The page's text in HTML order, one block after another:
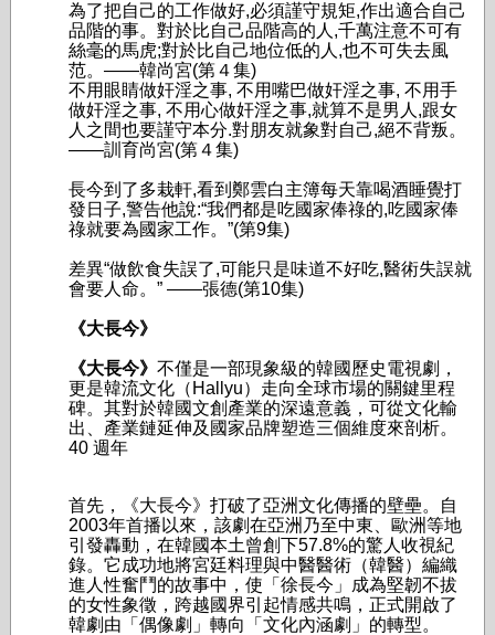
為了把自己的工作做好,必須謹守規矩,作出適合自己
品階的事。對於比自己品階高的人,千萬注意不可有
絲毫的馬虎;對於比自己地位低的人,也不可失去風
范。——韓尚宮(第４集)
不用眼睛做奸淫之事, 不用嘴巴做奸淫之事, 不用手
做奸淫之事, 不用心做奸淫之事,就算不是男人,跟女
人之間也要謹守本分.對朋友就象對自己,絕不背叛。
——訓育尚宮(第４集)
長今到了多栽軒,看到鄭雲白主簿每天靠喝酒睡覺打
發日子,警告他說:“我們都是吃國家俸祿的,吃國家俸
祿就要為國家工作。”(第9集)
差異“做飲食失誤了,可能只是味道不好吃,醫術失誤就
會要人命。” ——張德(第10集)
《大長今》
《大長今》 不僅是一部現象級的韓國歷史電視劇，
更是韓流文化（Hallyu）走向全球市場的關鍵里程
碑。其對於韓國文創產業的深遠意義，可從文化輸
出、產業鏈延伸及國家品牌塑造三個維度來剖析。
40 週年
首先，《大長今》打破了亞洲文化傳播的壁壘。自
2003年首播以來，該劇在亞洲乃至中東、歐洲等地
引發轟動，在韓國本土曾創下57.8%的驚人收視紀
錄。它成功地將宮廷料理與中醫醫術（韓醫）編織
進人性奮鬥的故事中，使「徐長今」成為堅韌不拔
的女性象徵，跨越國界引起情感共鳴，正式開啟了
韓劇由「偶像劇」轉向「文化內涵劇」的轉型。